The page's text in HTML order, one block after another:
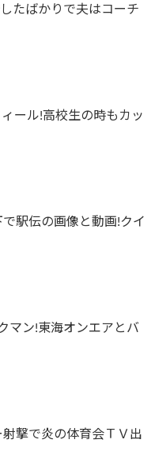
たばかりで夫はコーチ
ール!高校生の時もカッ
駅伝の画像と動画!クイ
マン!東海オンエアとバ
撃で炎の体育会ＴＶ出